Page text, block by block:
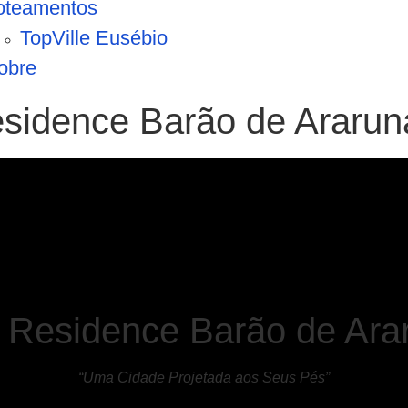
TopVille Eusébio
Barão de
Barão de
“Uma Cidade Projetada aos Seus Pés”